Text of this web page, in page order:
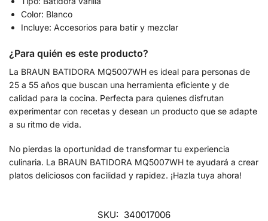
Color: Blanco
Incluye: Accesorios para batir y mezclar
¿Para quién es este producto?
La BRAUN BATIDORA MQ5007WH es ideal para personas de
25 a 55 años que buscan una herramienta eficiente y de
calidad para la cocina. Perfecta para quienes disfrutan
experimentar con recetas y desean un producto que se adapte
a su ritmo de vida.
No pierdas la oportunidad de transformar tu experiencia
culinaria. La BRAUN BATIDORA MQ5007WH te ayudará a crear
platos deliciosos con facilidad y rapidez. ¡Hazla tuya ahora!
SKU: 340017006